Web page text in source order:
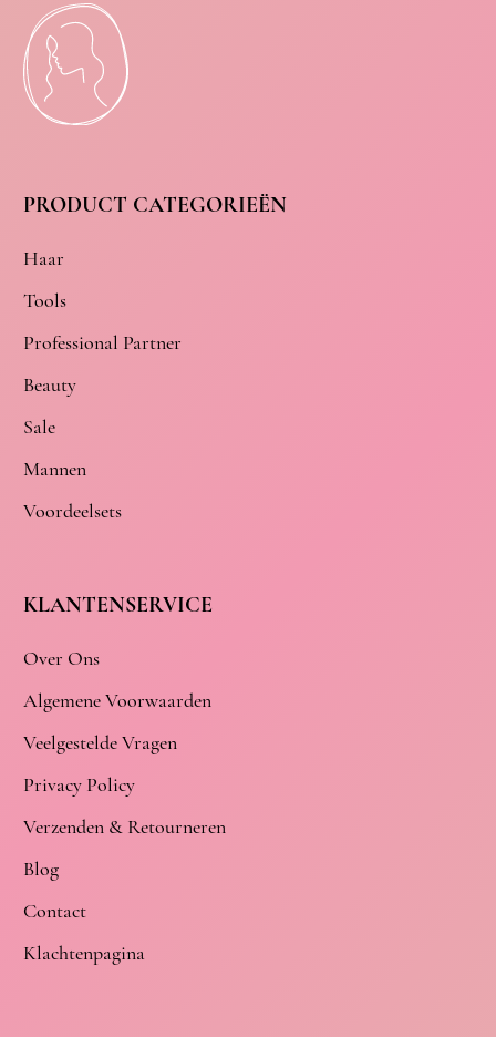
PRODUCT CATEGORIEËN
Haar
Tools
Professional Partner
Beauty
Sale
Mannen
Voordeelsets
KLANTENSERVICE
Over Ons
Algemene Voorwaarden
Veelgestelde Vragen
Privacy Policy
Verzenden & Retourneren
Blog
Contact
Klachtenpagina